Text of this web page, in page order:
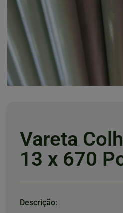
Vareta
13 x 670
Descrição: